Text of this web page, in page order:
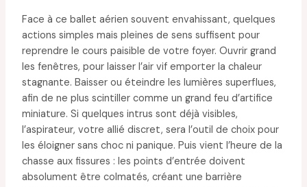
Face à ce ballet aérien souvent envahissant, quelques
actions simples mais pleines de sens suffisent pour
reprendre le cours paisible de votre foyer. Ouvrir grand
les fenêtres, pour laisser l’air vif emporter la chaleur
stagnante. Baisser ou éteindre les lumières superflues,
afin de ne plus scintiller comme un grand feu d’artifice
miniature. Si quelques intrus sont déjà visibles,
l’aspirateur, votre allié discret, sera l’outil de choix pour
les éloigner sans choc ni panique. Puis vient l’heure de la
chasse aux fissures : les points d’entrée doivent
absolument être colmatés, créant une barrière